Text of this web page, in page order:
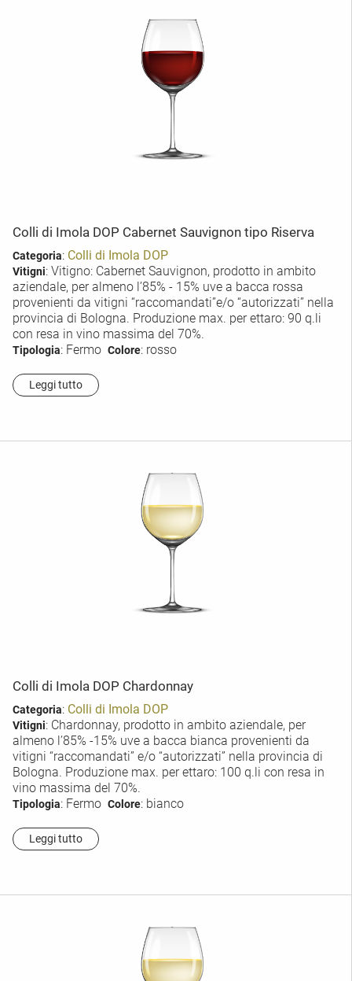
Colli di Imola DOP Cabernet Sauvignon tipo Riserva
Categoria: Colli di Imola DOP
Vitigni: Vitigno: Cabernet Sauvignon, prodotto in ambito
aziendale, per almeno l’85% - 15% uve a bacca rossa
provenienti da vitigni “raccomandati”e/o “autorizzati” nella
provincia di Bologna. Produzione max. per ettaro: 90 q.li
con resa in vino massima del 70%.
Tipologia: Fermo Colore: rosso
Leggi tutto
Colli di Imola DOP Chardonnay
Categoria: Colli di Imola DOP
Vitigni: Chardonnay, prodotto in ambito aziendale, per
almeno l’85% -15% uve a bacca bianca provenienti da
vitigni “raccomandati” e/o “autorizzati” nella provincia di
Bologna. Produzione max. per ettaro: 100 q.li con resa in
vino massima del 70%.
Tipologia: Fermo Colore: bianco
Leggi tutto